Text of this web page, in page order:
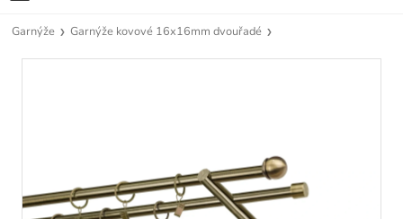
Garnýže Garnýže kovové 16x16mm dvouřadé